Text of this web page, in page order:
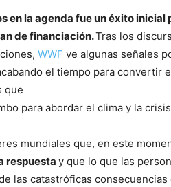
en la agenda fue un éxito inicial
de financiación.Tras los
WWF ve algunas señales
el tiempo para convertir
que
para abordar el clima y la
mundiales que, en este
respuesta y que lo que las
las catastróficas consecuencias